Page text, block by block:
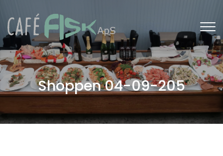
hovedindhold
Shoppen 04-09-205